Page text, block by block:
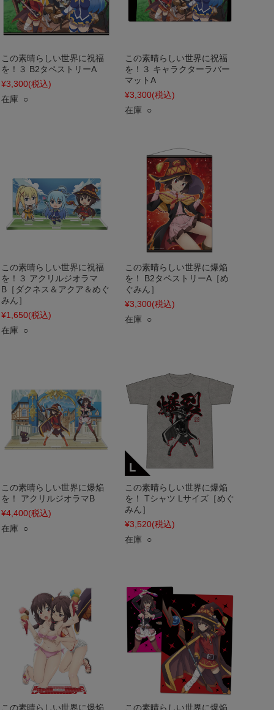
この素晴らしい世界に祝福
を！３ B2タペストリーA
¥3,300(税込)
在庫 ○
この素晴らしい世界に祝福
を！３ キャラクターラバー
マットA
¥3,300(税込)
在庫 ○
この素晴らしい世界に祝福
を！３ アクリルジオラマ
B［ダクネス＆アクア＆めぐ
みん］
¥1,650(税込)
在庫 ○
この素晴らしい世界に爆焔
を！ B2タペストリーA［め
ぐみん］
¥3,300(税込)
在庫 ○
この素晴らしい世界に爆焔
を！ アクリルジオラマB
¥4,400(税込)
在庫 ○
この素晴らしい世界に爆焔
を！ Tシャツ Lサイズ［めぐ
みん］
¥3,520(税込)
在庫 ○
この素晴らしい世界に爆焔 この素晴らしい世界に爆焔